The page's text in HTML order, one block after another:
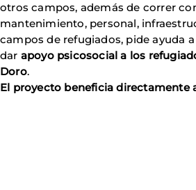
otros campos, además de correr
mantenimiento, personal,
campos de refugiados, pide ayuda
dar apoyo psicosocial a los
Doro.
El proyecto beneficia directamente